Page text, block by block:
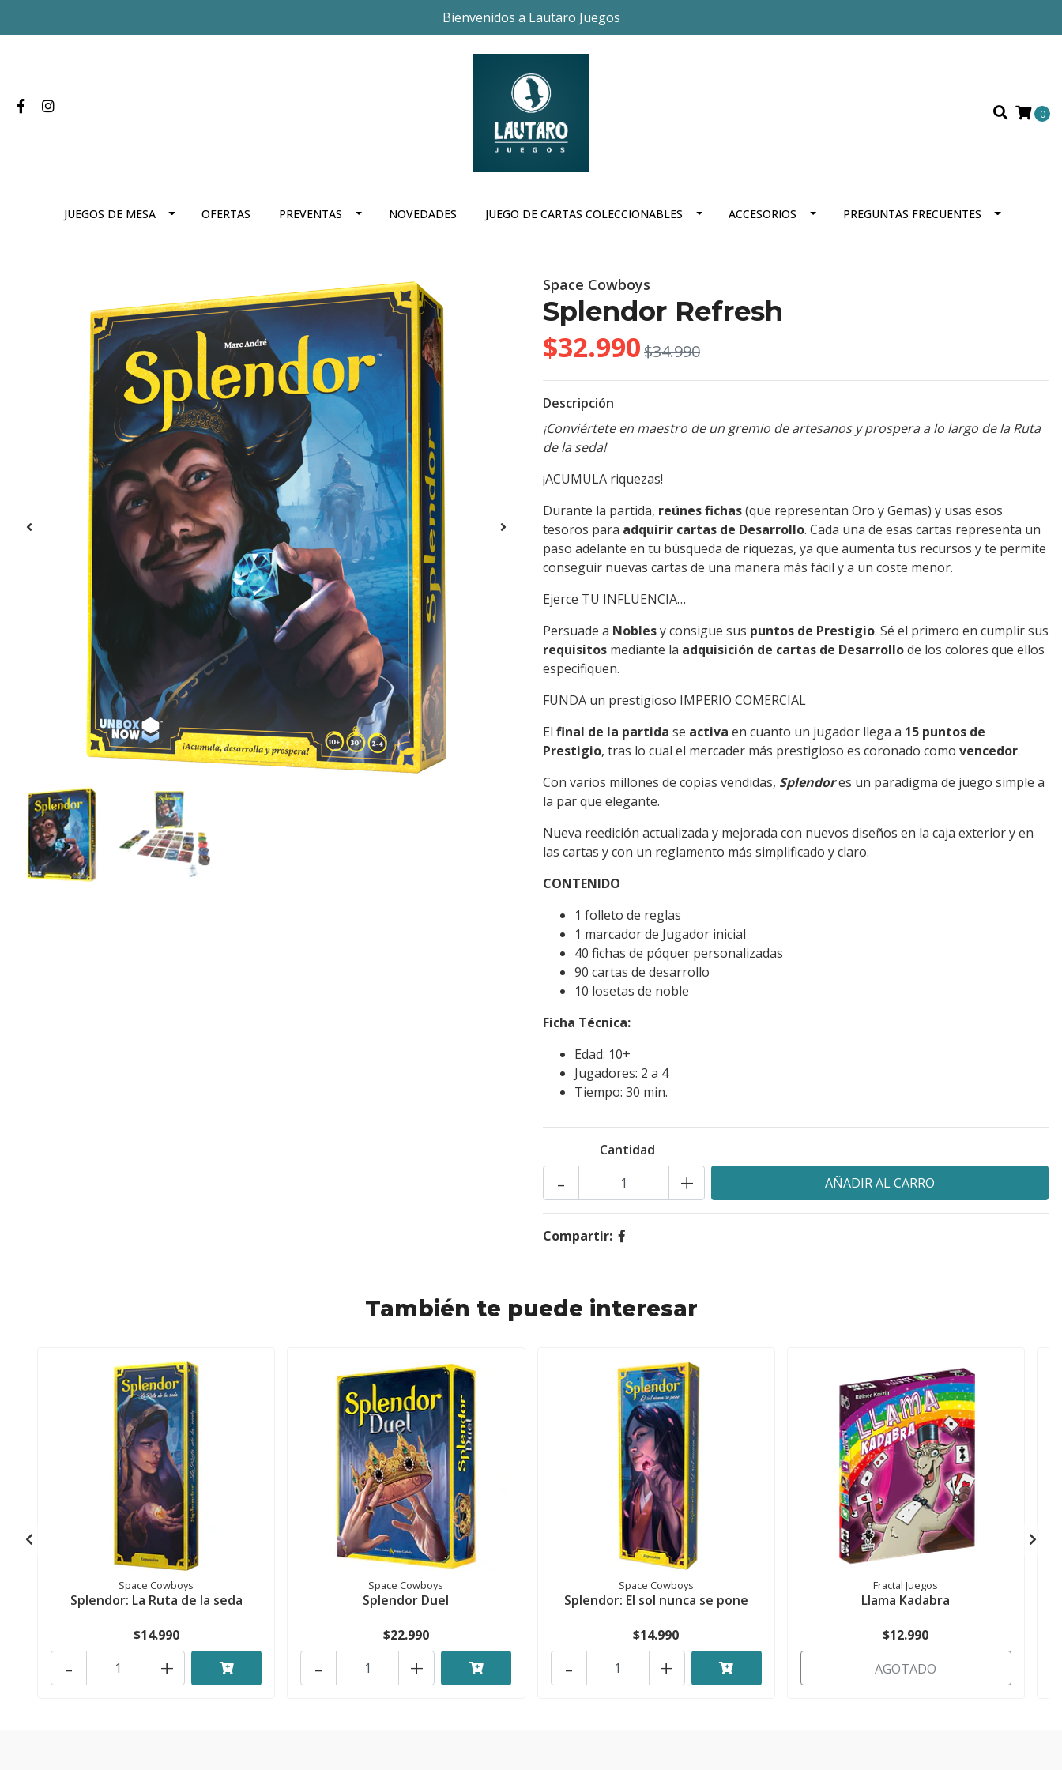
Bienvenidos a Lautaro Juegos
0
JUEGOS DE MESA OFERTAS PREVENTAS NOVEDADES JUEGO DE CARTAS COLECCIONABLES ACCESORIOS PREGUNTAS FRECUENTES
Space Cowboys
Splendor Refresh
$32.990$34.990
Descripción
¡Conviértete en maestro de un gremio de artesanos y prospera a lo largo de la Ruta
de la seda!
¡ACUMULA riquezas!
Durante la partida, reúnes fichas(que representan Oro y Gemas) y usas esos
tesoros para adquirir cartas de Desarrollo. Cada una de esas cartas representa un
paso adelante en tu búsqueda de riquezas, ya que aumenta tus recursos y te permite
conseguir nuevas cartas de una manera más fácil y a un coste menor.
Ejerce TU INFLUENCIA…
Persuade a Noblesy consigue sus puntos de Prestigio. Sé el primero en cumplir sus
requisitos mediante la adquisición de cartas de Desarrollode los colores que ellos
especifiquen.
FUNDA un prestigioso IMPERIO COMERCIAL
El final de la partida se activa en cuanto un jugador llega a 15 puntos de
Prestigio, tras lo cual el mercader más prestigioso es coronado como vencedor.
Con varios millones de copias vendidas, Splendores un paradigma de juego simple a
la par que elegante.
Nueva reedición actualizada y mejorada con nuevos diseños en la caja exterior y en
las cartas y con un reglamento más simplificado y claro.
CONTENIDO
1 folleto de reglas
1 marcador de Jugador inicial
40 fichas de póquer personalizadas
90 cartas de desarrollo
10 losetas de noble
Ficha Técnica:
Edad: 10+
Jugadores: 2 a 4
Tiempo: 30 min.
Cantidad
+
-
Compartir:
También te puede interesar
Space Cowboys
Splendor: La Ruta de la seda
$14.990
+
-
Space Cowboys
Splendor Duel
$22.990
+
-
Space Cowboys
Splendor: El sol nunca se pone
$14.990
+
-
Fractal Juegos
Llama Kadabra
$12.990
AGOTADO